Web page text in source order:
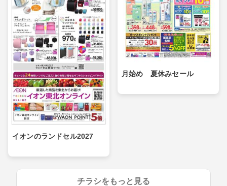
イオンのランドセル2027
月始め 夏休みセール
チラシをもっと見る